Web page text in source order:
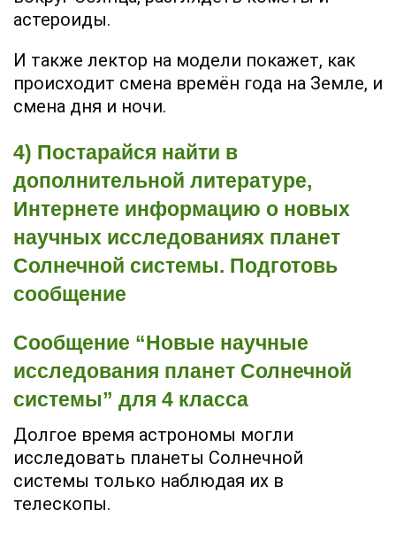
астероиды.
И также лектор на модели покажет, как
происходит смена времён года на Земле, и
смена дня и ночи.
4) Постарайся найти в
дополнительной литературе,
Интернете информацию о новых
научных исследованиях планет
Солнечной системы. Подготовь
сообщение
Сообщение “Новые научные
исследования планет Солнечной
системы” для 4 класса
Долгое время астрономы могли
исследовать планеты Солнечной
системы только наблюдая их в
телескопы.